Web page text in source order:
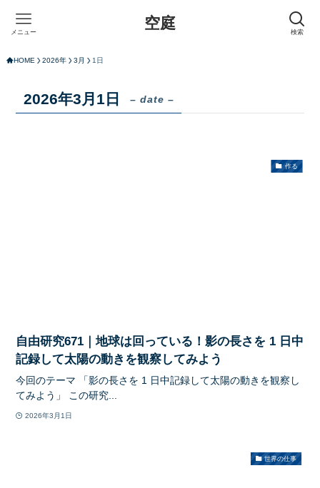
空庭 検索
メニュー
HOME 2026年 3月 1日
2026年3月1日 – date –
作る
自由研究671｜地球は回っている！影の長さを 1 日中
記録して太陽の動きを観察してみよう
今回のテーマ 「影の長さを 1 日中記録して太陽の動きを観察し
てみよう」 この研究...
2026年3月1日
世界の仕事